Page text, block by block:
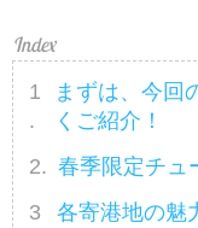
まずは、今回
くご紹介！
春季限定チュ
各寄港地の魅